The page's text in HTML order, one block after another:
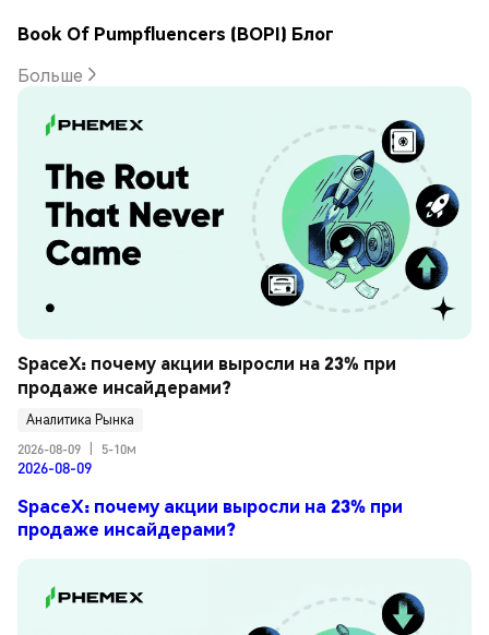
Book Of Pumpfluencers (BOPI) Блог
Больше
SpaceX: почему акции выросли на 23% при
продаже инсайдерами?
Аналитика Рынка
2026-08-09
5-10м
2026-08-09
SpaceX: почему акции выросли на 23% при
продаже инсайдерами?